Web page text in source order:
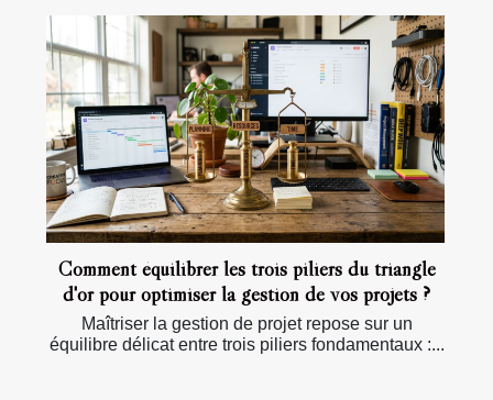
Comment équilibrer les trois piliers du triangle
d'or pour optimiser la gestion de vos projets ?
Maîtriser la gestion de projet repose sur un
équilibre délicat entre trois piliers fondamentaux :...